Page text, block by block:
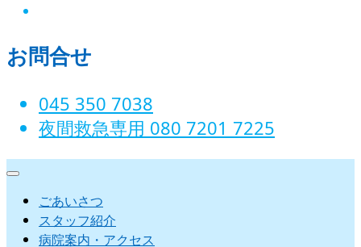
日
お問合せ
045 350 7038‬
夜間救急専用 080 7201 7225‬
ごあいさつ
スタッフ紹介
病院案内・アクセス